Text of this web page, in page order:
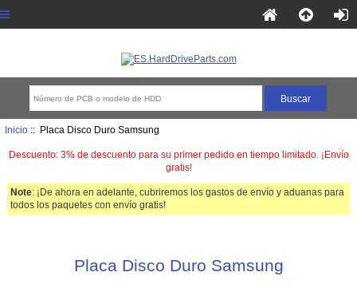
Inicio:: Placa Disco Duro Samsung
Descuento: 3% de descuento para su primer pedido en tiempo limitado. ¡Envío
gratis!
Note: ¡De ahora en adelante, cubriremos los gastos de envío y aduanas para
todos los paquetes con envío gratis!
Placa Disco Duro Samsung